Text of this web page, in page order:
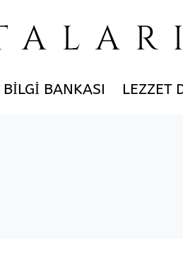
BILGI BANKASI LEZZET